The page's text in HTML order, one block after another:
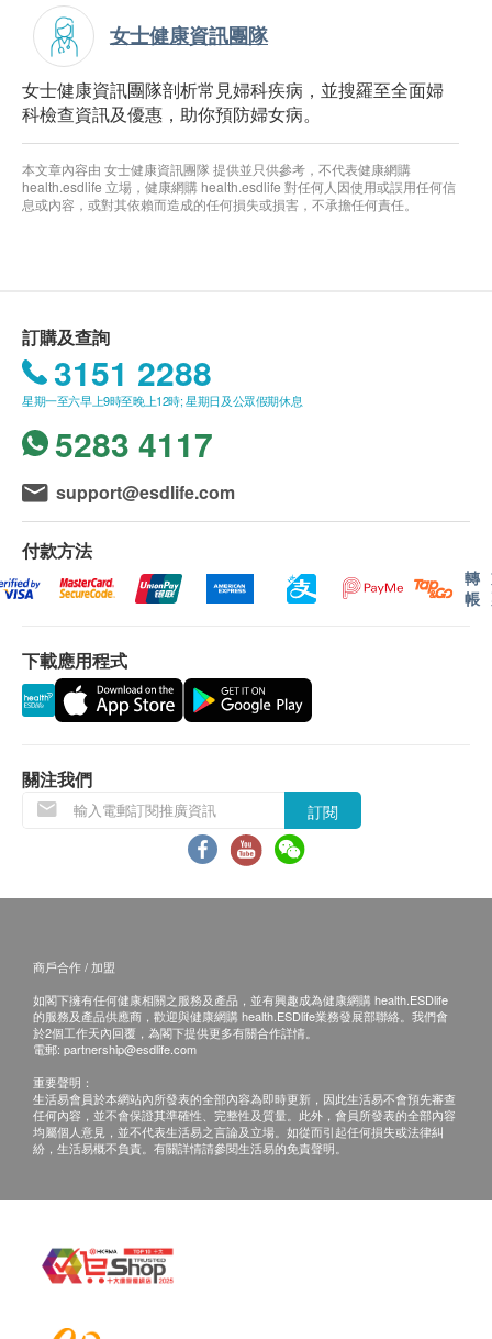
女士健康資訊團隊
女士健康資訊團隊剖析常見婦科疾病，並搜羅至全面婦
科檢查資訊及優惠，助你預防婦女病。
本文章內容由 女士健康資訊團隊 提供並只供參考，不代表健康網購
health.esdlife 立場，健康網購 health.esdlife 對任何人因使用或誤用任何信
息或內容，或對其依賴而造成的任何損失或損害，不承擔任何責任。
訂購及查詢
3151 2288
星期一至六早上9時至晚上12時; 星期日及公眾假期休息
5283 4117
support@esdlife.com
付款方法
轉
帳
下載應用程式
關注我們
訂閱
商戶合作 / 加盟
如閣下擁有任何健康相關之服務及產品，並有興趣成為健康網購 health.ESDlife
的服務及產品供應商，歡迎與健康網購 health.ESDlife業務發展部聯絡。我們會
於2個工作天內回覆，為閣下提供更多有關合作詳情。
電郵: partnership@esdlife.com
重要聲明：
生活易會員於本網站內所發表的全部內容為即時更新，因此生活易不會預先審查
任何內容，並不會保證其準確性、完整性及質量。此外，會員所發表的全部內容
均屬個人意見，並不代表生活易之言論及立場。如從而引起任何損失或法律糾
紛，生活易概不負責。有關詳情請參閱生活易的免責聲明。